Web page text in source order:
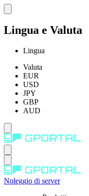
Lingua e Valuta
Lingua
Valuta
EUR
USD
JPY
GBP
AUD
Noleggio di server